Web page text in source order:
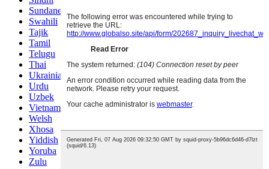
Sundanese
Swahili
Tajik
Tamil
Telugu
Thai
Ukrainian
Urdu
Uzbek
Vietnamese
Welsh
Xhosa
Yiddish
Yoruba
Zulu